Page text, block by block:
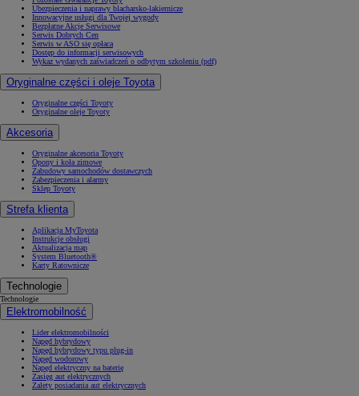
Ubezpieczenia i naprawy blacharsko-lakiernicze
Innowacyjne usługi dla Twojej wygody
Bezpłatne Akcje Serwisowe
Serwis Dobrych Cen
Serwis w ASO się opłaca
Dostęp do informacji serwisowych
Wykaz wydanych zaświadczeń o odbytym szkoleniu (pdf)
Oryginalne części i oleje Toyota
Oryginalne części Toyoty
Oryginalne oleje Toyoty
Akcesoria
Oryginalne akcesoria Toyoty
Opony i koła zimowe
Zabudowy samochodów dostawczych
Zabezpieczenia i alarmy
Sklep Toyoty
Strefa klienta
Aplikacja MyToyota
Instrukcje obsługi
Aktualizacja map
System Bluetooth®
Karty Ratownicze
Technologie
Technologie
Elektromobilność
Lider elektromobilności
Napęd hybrydowy
Napęd hybrydowy typu plug-in
Napęd wodorowy
Napęd elektryczny na baterię
Zasięg aut elektrycznych
Zalety posiadania aut elektrycznych